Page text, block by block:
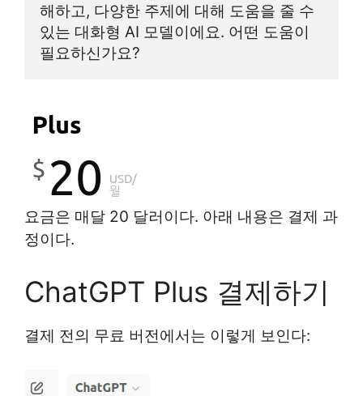
해하고, 다양한 주제에 대해 도움을 줄 수
있는 대화형 AI 모델이에요. 어떤 도움이
필요하신가요?
요금은 매달 20 달러이다. 아래 내용은 결제 과
정이다.
ChatGPT Plus 결제하기
결제 전의 무료 버전에서는 이렇게 보인다: